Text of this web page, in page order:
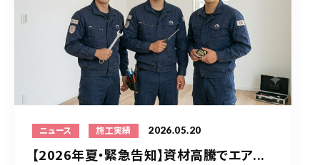
ニュース 施工実績 2026.05.20
【2026年夏・緊急告知】資材高騰でエア...